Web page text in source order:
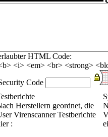
HTML Code:
<i> <em> <br> <strong>
Code
Herstellern geordnet, die
Virenscanner Testberichte
: